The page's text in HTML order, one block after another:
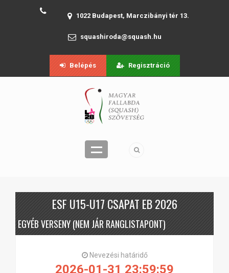
1022 Budapest, Marczibányi tér 13.
squashiroda@squash.hu
Belépés Regisztráció
ESF U15-U17 CSAPAT EB 2026
EGYÉB VERSENY (NEM JÁR RANGLISTAPONT)
Nevezési határidő
2026-01-31 23:59:59